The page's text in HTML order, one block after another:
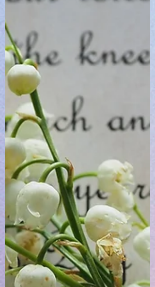
て良かったです！ 読みながら「そうなんで
く、内容も濃いため、完全に理解するには何
度か読み直す必要があると思いました。(私
だけ…？) チャンドラケイさんの丁寧で整っ
た文章がとても読みやすかったです。 この
度は、ありがとうございました。 （M様よ
り） ・・・・・・・・・・・・・ M様、こ
の度はありがとうございました。 申し込ん
でから一年半待つとか…ちょっと考えちゃい
ますよね（汗。 長くお待たせしてしまった
分も満足していただけるように、心して書か
せてい